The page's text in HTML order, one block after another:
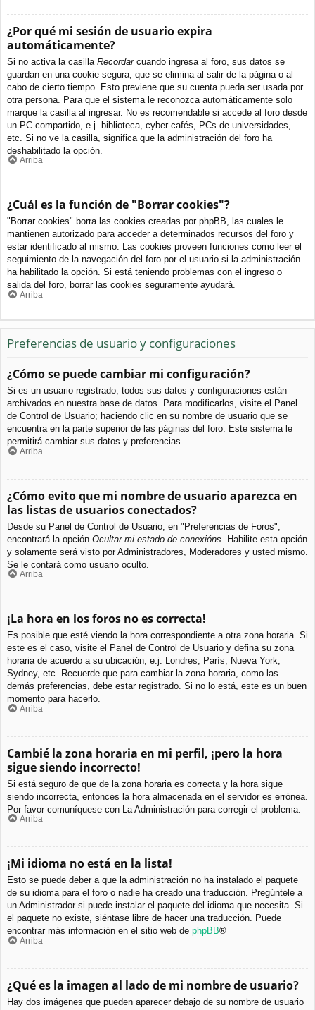
¿Por qué mi sesión de usuario expira
automáticamente?
Si no activa la casilla Recordarcuando ingresa al foro, sus datos se
guardan en una cookie segura, que se elimina al salir de la página o al
cabo de cierto tiempo. Esto previene que su cuenta pueda ser usada por
otra persona. Para que el sistema le reconozca automáticamente solo
marque la casilla al ingresar. No es recomendable si accede al foro desde
un PC compartido, e.j. biblioteca, cyber-cafés, PCs de universidades,
etc. Si no ve la casilla, significa que la administración del foro ha
deshabilitado la opción.
Arriba
¿Cuál es la función de "Borrar cookies"?
"Borrar cookies" borra las cookies creadas por phpBB, las cuales le
mantienen autorizado para acceder a determinados recursos del foro y
estar identificado al mismo. Las cookies proveen funciones como leer el
seguimiento de la navegación del foro por el usuario si la administración
ha habilitado la opción. Si está teniendo problemas con el ingreso o
salida del foro, borrar las cookies seguramente ayudará.
Arriba
Preferencias de usuario y configuraciones
¿Cómo se puede cambiar mi configuración?
Si es un usuario registrado, todos sus datos y configuraciones están
archivados en nuestra base de datos. Para modificarlos, visite el Panel
de Control de Usuario; haciendo clic en su nombre de usuario que se
encuentra en la parte superior de las páginas del foro. Este sistema le
permitirá cambiar sus datos y preferencias.
Arriba
¿Cómo evito que mi nombre de usuario aparezca en
las listas de usuarios conectados?
Desde su Panel de Control de Usuario, en "Preferencias de Foros",
encontrará la opción Ocultar mi estado de conexións . Habilite esta opción
y solamente será visto por Administradores, Moderadores y usted mismo.
Se le contará como usuario oculto.
Arriba
¡La hora en los foros no es correcta!
Es posible que esté viendo la hora correspondiente a otra zona horaria. Si
este es el caso, visite el Panel de Control de Usuario y defina su zona
horaria de acuerdo a su ubicación, e.j. Londres, París, Nueva York,
Sydney, etc. Recuerde que para cambiar la zona horaria, como las
demás preferencias, debe estar registrado. Si no lo está, este es un buen
momento para hacerlo.
Arriba
Cambié la zona horaria en mi perfil, ¡pero la hora
sigue siendo incorrecto!
Si está seguro de que de la zona horaria es correcta y la hora sigue
siendo incorrecta, entonces la hora almacenada en el servidor es errónea.
Por favor comuníquese con La Administración para corregir el problema.
Arriba
¡Mi idioma no está en la lista!
Esto se puede deber a que la administración no ha instalado el paquete
de su idioma para el foro o nadie ha creado una traducción. Pregúntele a
un Administrador si puede instalar el paquete del idioma que necesita. Si
el paquete no existe, siéntase libre de hacer una traducción. Puede
encontrar más información en el sitio web de phpBB®
Arriba
¿Qué es la imagen al lado de mi nombre de usuario?
Hay dos imágenes que pueden aparecer debajo de su nombre de usuario